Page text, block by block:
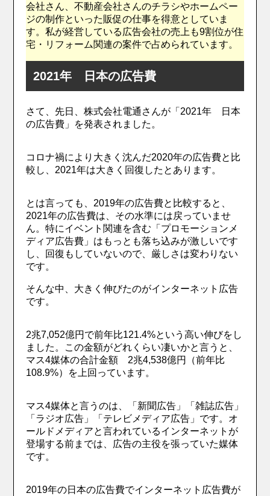
会社さん、不動産会社さんのチラシやホームペー
ジの制作といった販促の仕事を得意としていま
す。私が経営している広告会社の売上も9割位が住
宅・リフォーム関連の案件で占められています。
2021年 日本の広告費
さて、先日、株式会社電通さんが「2021年 日本
の広告費」を発表されました。
コロナ禍により大きく沈んだ2020年の広告費と比
較し、2021年は大きく回復したとあります。
とは言っても、2019年の広告費と比較すると、
2021年の広告費は、その水準には戻っていませ
ん。特にイベント関連を含む「プロモーションメ
ディア広告費」はもっとも落ち込みが激しいです
し、回復もしていないので、厳しさは変わりない
です。
そんな中、大きく伸びたのがインターネット広告
です。
2兆7,052億円で前年比121.4%という高い伸びをし
ました。この金額がどれくらい凄いかと言うと、
マス4媒体の合計金額 2兆4,538億円（前年比
108.9%）を上回っています。
マス4媒体と言うのは、「新聞広告」「雑誌広告」
「ラジオ広告」「テレビメディア広告」です。オ
ールドメディアと言われているインターネットが
登場する前までは、広告の主役を張っていた媒体
です。
2019年の日本の広告費でインターネット広告費が